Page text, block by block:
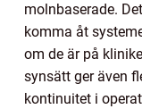
molnbaserade.
komma åt
om de är på
synsätt ger även
kontinuitet i